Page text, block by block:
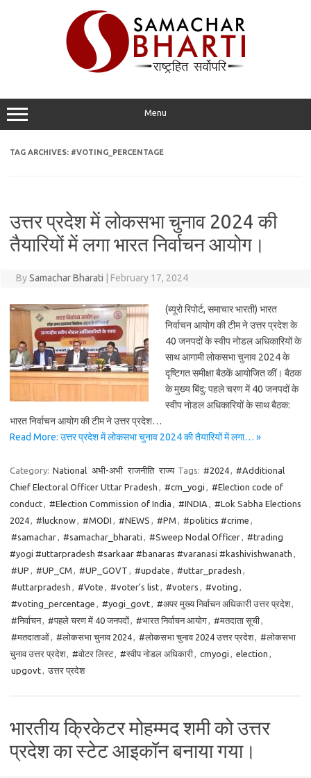
Menu
TAG ARCHIVES: #VOTING_PERCENTAGE
उत्तर प्रदेश में लोकसभा चुनाव 2024 की
तैयारियों में लगा भारत निर्वाचन आयोग।
BySamachar Bharati February 17, 2024
(ब्यूरो रिपोर्ट, समाचार भारती) भारत
निर्वाचन आयोग की टीम ने उत्तर प्रदेश के
40 जनपदों के स्वीप नोडल अधिकारियों के
साथ आगामी लोकसभा चुनाव 2024 के
दृष्टिगत समीक्षा बैठकें आयोजित कीं। बैठक
के मुख्य बिंदु: पहले चरण में 40 जनपदों के
स्वीप नोडल अधिकारियों के साथ बैठक:
भारत निर्वाचन आयोग की टीम ने उत्तर प्रदेश…
Read More: उत्तर प्रदेश में लोकसभा चुनाव 2024 की तैयारियों में लगा… »
Category: National अभी-अभी राजनीति राज्य Tags: #2024, #Additional
Chief Electoral Officer Uttar Pradesh , #cm_yogi , #Election code of
conduct, #Election Commission of India , #INDIA , #Lok Sabha Elections
2024, #lucknow, #MODI , #NEWS , #PM , #politics #crime ,
#samachar, #samachar_bharati , #Sweep Nodal Officer, #trading
#yogi #uttarpradesh #sarkaar #banaras #varanasi #kashivishwanath ,
#UP , #UP_CM , #UP_GOVT , #update , #uttar_pradesh ,
#uttarpradesh , #Vote , #voter's list, #voters , #voting ,
#voting_percentage , #yogi_govt, #अपर मुख्य निर्वाचन अधिकारी उत्तर प्रदेश,
#निर्वाचन, #पहले चरण में 40 जनपदों, #भारत निर्वाचन आयोग, #मतदाता सूची,
#मतदाताओं, #लोकसभा चुनाव 2024, #लोकसभा चुनाव 2024 उत्तर प्रदेश, #लोकसभा
चुनाव उत्तर प्रदेश, #वोटर लिस्ट, #स्वीप नोडल अधिकारी, cmyogi , election ,
upgovt, उत्तर प्रदेश
भारतीय क्रिकेटर मोहम्मद शमी को उत्तर
प्रदेश का स्टेट आइकॉन बनाया गया।